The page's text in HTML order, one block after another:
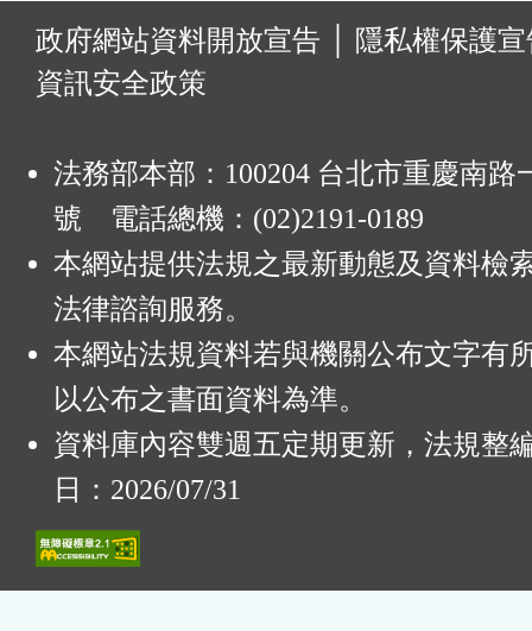
政府網站資料開放宣告
隱私權保護
資訊安全政策
法務部本部：100204 台北市重慶南路
號 電話總機：(02)2191-0189
本網站提供法規之最新動態及資料檢
法律諮詢服務。
本網站法規資料若與機關公布文字有
以公布之書面資料為準。
資料庫內容雙週五定期更新，法規整
日：2026/07/31